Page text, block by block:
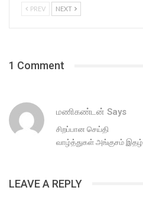
PREV NEXT
1 Comment
மணிகண்டன் Says
சிறப்பான செய்தி
வாழ்த்துகள் அங்குசம் இதழ்
LEAVE A REPLY